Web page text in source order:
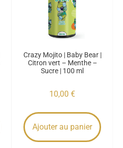
Crazy Mojito | Baby Bear |
Citron vert – Menthe –
Sucre | 100 ml
10,00 €
Ajouter au panier